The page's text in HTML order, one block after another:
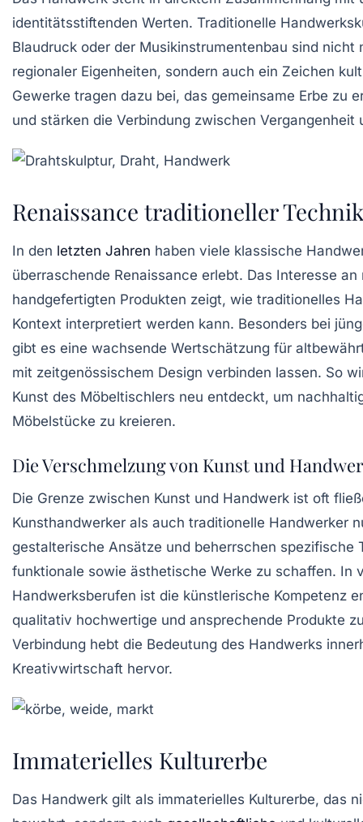
identitätsstiftenden Werten. Traditionelle
Blaudruck oder der Musikinstrumentenbau sind nicht
regionaler Eigenheiten, sondern auch ein Zeichen
Gewerke tragen dazu bei, das gemeinsame Erbe zu
und stärken die Verbindung zwischen Vergangenheit
Renaissance traditioneller
In den letzten Jahren haben viele klassische
überraschende Renaissance erlebt. Das Interesse
handgefertigten Produkten zeigt, wie traditionelles
Kontext interpretiert werden kann. Besonders bei
gibt es eine wachsende Wertschätzung für
mit zeitgenössischem Design verbinden lassen. So
Kunst des Möbeltischlers neu entdeckt, um
Möbelstücke zu kreieren.
Die Verschmelzung von Kunst und
Die Grenze zwischen Kunst und Handwerk ist oft
Kunsthandwerker als auch traditionelle Handwerker
gestalterische Ansätze und beherrschen spezifische
funktionale sowie ästhetische Werke zu schaffen. In
Handwerksberufen ist die künstlerische Kompetenz
qualitativ hochwertige und ansprechende Produkte
Verbindung hebt die Bedeutung des Handwerks
Kreativwirtschaft hervor.
Immaterielles Kulturerbe
Das Handwerk gilt als immaterielles Kulturerbe, das